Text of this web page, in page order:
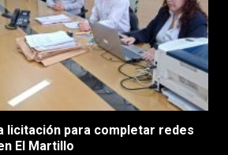
licitación para completar redes
El Martillo